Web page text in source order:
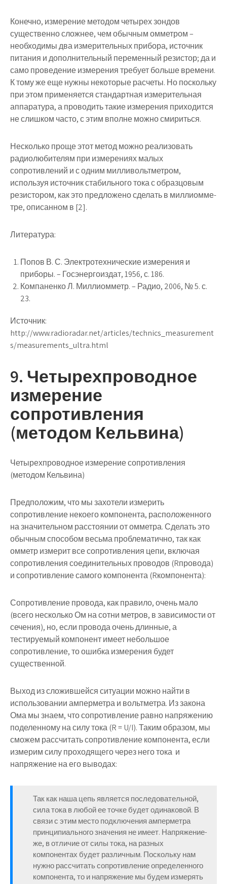
Конечно, измерение методом четырех зондов
существенно сложнее, чем обычным омметром –
необходимы два измерительных прибора, источник
питания и дополнительный переменный резистор; да и
само проведение измерения требует больше времени.
К тому же еще нужны некоторые расчеты. Но поскольку
при этом применяется стандартная измерительная
аппаратура, а проводить такие измерения приходится
не слишком часто, с этим вполне можно смириться.
Несколько проще этот метод можно реализовать
радиолюбителям при измерениях малых
сопротивлений и с одним милливольтметром,
используя источник стабильного тока с образцовым
резистором, как это предложено сделать в миллиомме-
тре, описанном в [2].
Литература:
Попов В. С. Электротехнические измерения и
приборы. – Госэнергоиздат, 1956, с. 186.
Компаненко Л. Миллиомметр. – Радио, 2006, № 5. с.
23.
Источник:
http://www.radioradar.net/articles/technics_measurement
s/measurements_ultra.html
9. Четырехпроводное
измерение
сопротивления
(методом Кельвина)
Четырехпроводное измерение сопротивления
(методом Кельвина)
Предположим, что мы захотели измерить
сопротивление некоего компонента, расположенного
на значительном расстоянии от омметра. Сделать это
обычным способом весьма проблематично, так как
омметр измерит все сопротивления цепи, включая
сопротивления соединительных проводов (Rпровода)
и сопротивление самого компонента (Rкомпонента):
Сопротивление провода, как правило, очень мало
(всего несколько Ом на сотни метров, в зависимости от
сечения), но, если провода очень длинные, а
тестируемый компонент имеет небольшое
сопротивление, то ошибка измерения будет
существенной.
Выход из сложившейся ситуации можно найти в
использовании амперметра и вольтметра. Из закона
Ома мы знаем, что сопротивление равно напряжению
поделенному на силу тока (R = U/I). Таким образом, мы
сможем рассчитать сопротивление компонента, если
измерим силу проходящего через него тока и
напряжение на его выводах:
Так как наша цепь является последовательной,
сила тока в любой ее точке будет одинаковой. В
связи с этим место подключения амперметра
принципиального значения не имеет. Напряжение-
же, в отличие от силы тока, на разных
компонентах будет различным. Поскольку нам
нужно рассчитать сопротивление определенного
компонента, то и напряжение мы будем измерять